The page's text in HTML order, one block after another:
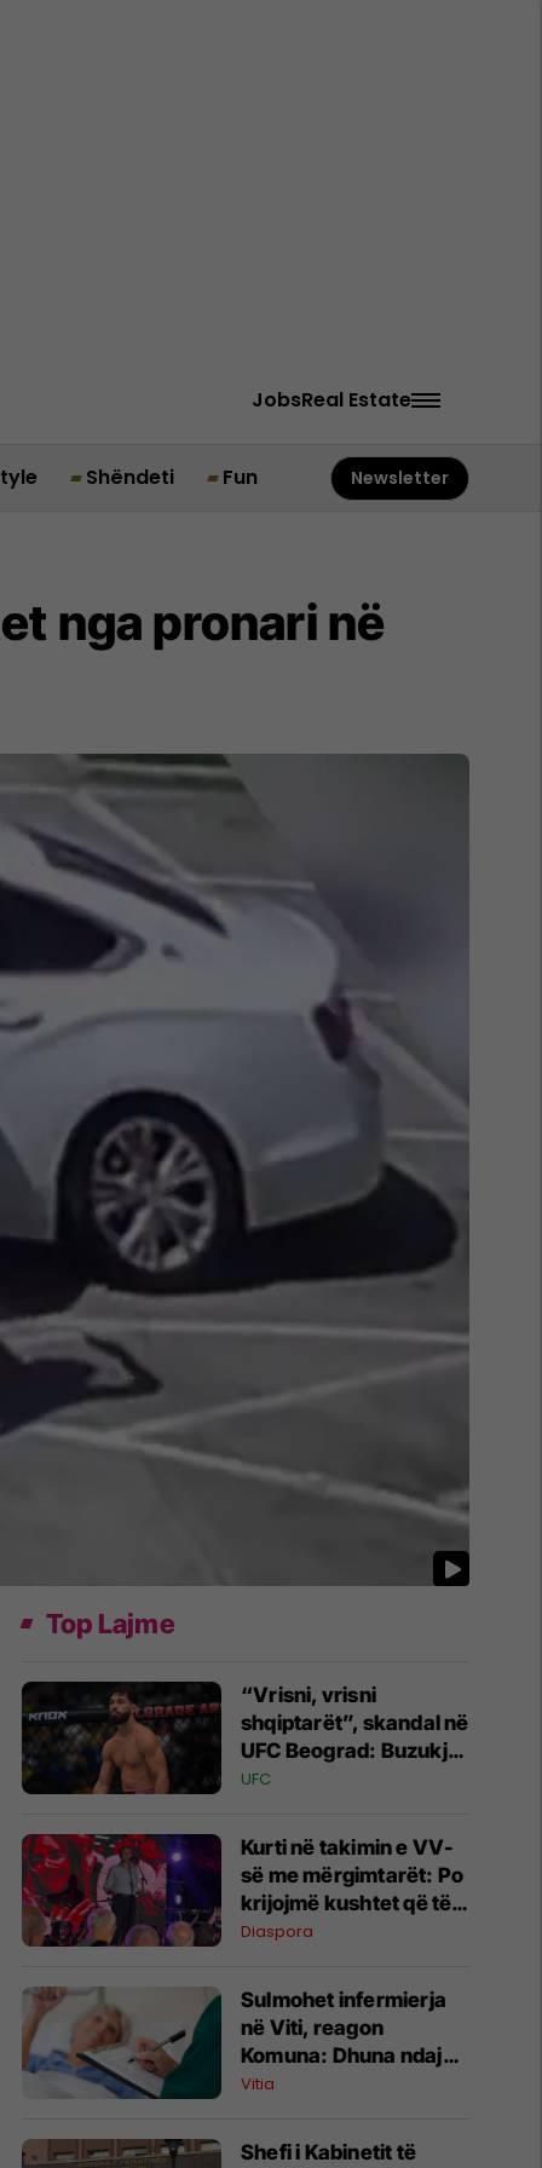
JobsReal Estate
Shëndeti Fun Newsletter
nga pronari në
Top Lajme
“Vrisni, vrisni
shqiptarët”, skandal në
UFC Beograd: Buzukja
u përball me thirrje
tribunat
UFC
Kurti në takimin e VV-
së me mërgimtarët: Po
krijojmë kushtet që të
ktheheni në Kosovë
Diaspora
Sulmohet infermierja
në Viti, reagon
Komuna: Dhuna ndaj
stafit shëndetësor nuk
Vitia
Shefi i Kabinetit të